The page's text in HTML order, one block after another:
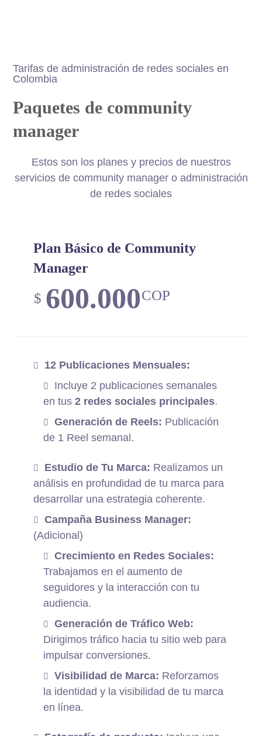
Tarifas de administración de redes sociales en
Colombia
Paquetes de community
manager
Estos son los planes y precios de nuestros
servicios de community manager o administración
de redes sociales
Plan Básico de Community
Manager
$ 600.000COP
12 Publicaciones Mensuales:
Incluye 2 publicaciones semanales
en tus2 redes sociales principales.
Generación de Reels: Publicación
de 1 Reel semanal.
Estudio de Tu Marca: Realizamos un
análisis en profundidad de tu marca para
desarrollar una estrategia coherente.
Campaña Business Manager:
(Adicional)
Crecimiento en Redes Sociales:
Trabajamos en el aumento de
seguidores y la interacción con tu
audiencia.
Generación de Tráfico Web:
Dirigimos tráfico hacia tu sitio web para
impulsar conversiones.
Visibilidad de Marca: Reforzamos
la identidad y la visibilidad de tu marca
en línea.